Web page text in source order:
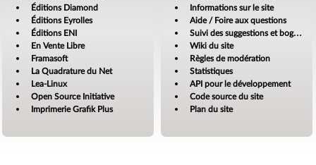
Éditions Diamond
Éditions Eyrolles
Éditions ENI
En Vente Libre
Framasoft
La Quadrature du Net
Lea-Linux
Open Source Initiative
Imprimerie Grafik Plus
Informations sur le site
Aide / Foire aux questions
Suivi des suggestions et bogues
Wiki du site
Règles de modération
Statistiques
API pour le développement
Code source du site
Plan du site